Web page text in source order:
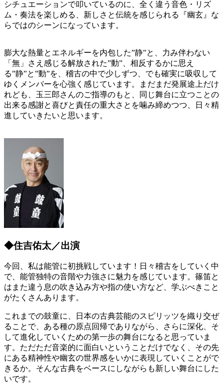
シチュエーションで叩いているのに、全く違う音色・リズ
ム・奏法を楽しめる、新しさと伝統を感じられる『幽玄』な
らではのシーンになっています。
膨大な熱量とエネルギーを内包した”静”と、力み伴わない
「無」さえ感じる解放された”動”、相反するかに思え
る”静”と”動”を、稽古の中で少しずつ、でも確実に吸収して
ゆくメンバーを心強く感じています。まだまだ発展途上だけ
れども、玉三郎さんのご指導のもと、同じ舞台に立つことの
出来る感謝と喜びと責任の重大さとを噛み締めつつ、日々精
進していきたいと思います。
◆住吉佑太／出演
今回、私は能管に初挑戦しています！日々稽古をしていく中
で、能管独特の音階や力強さに魅力を感じています。篠笛と
はまた違う息の吹き込み方や指の使い方など、学ぶべきこと
がたくさんあります。
これまでの鼓童に、日本の古典芸能のスピリッツを織り交ぜ
ることで、ある種の原点回帰でありながら、さらに深化、そ
して進化していくための第一歩の舞台になると思っていま
す。ただただ音楽的に面白いということだけでなく、その先
にある精神性や幽玄の世界感をいかに表現していくことがで
きるか。そんな古典をベースにしながらも新しい舞台にした
いです。